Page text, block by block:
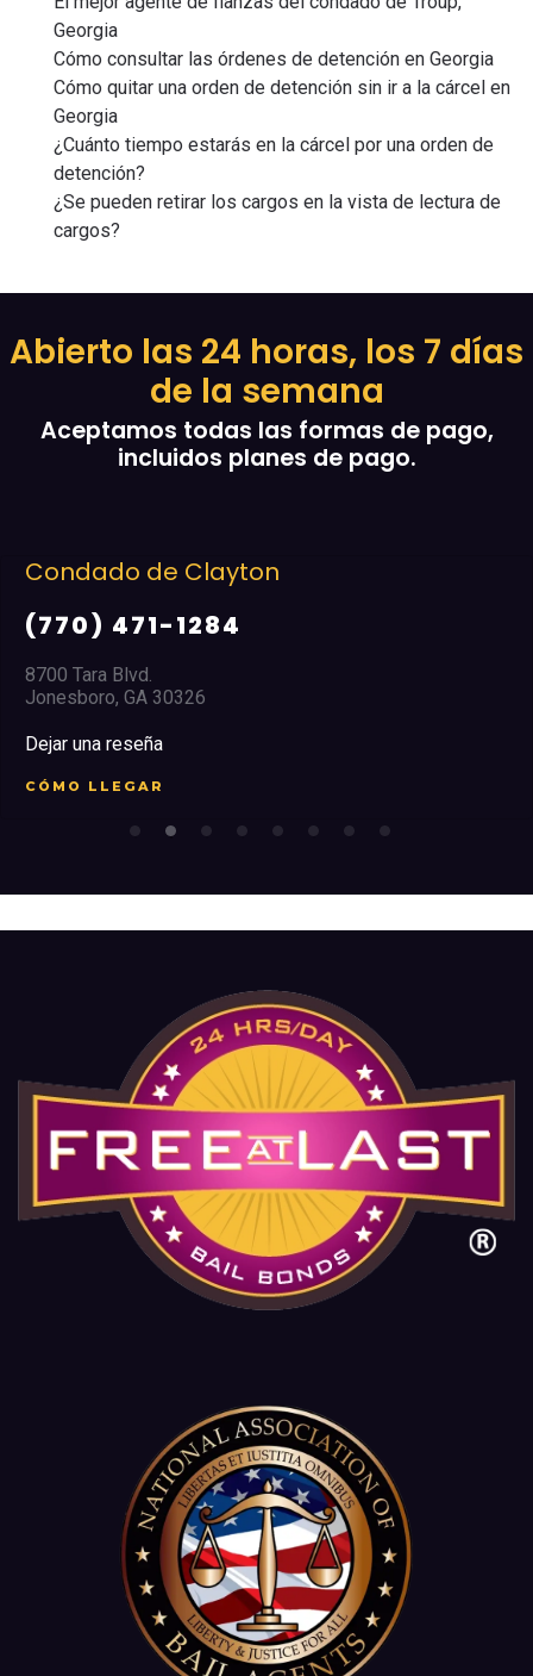
Georgia
Cómo consultar las órdenes de detención en Georgia
Cómo quitar una orden de detención sin ir a la cárcel en
Georgia
¿Cuánto tiempo estarás en la cárcel por una orden de
detención?
¿Se pueden retirar los cargos en la vista de lectura de
cargos?
Abierto las 24 horas, los 7 días
de la semana
Aceptamos todas las formas de pago,
incluidos planes de pago.
Condado de Clayton
(770) 471-1284
8700 Tara Blvd.
Jonesboro, GA 30326
Dejar una reseña
CÓMO LLEGAR